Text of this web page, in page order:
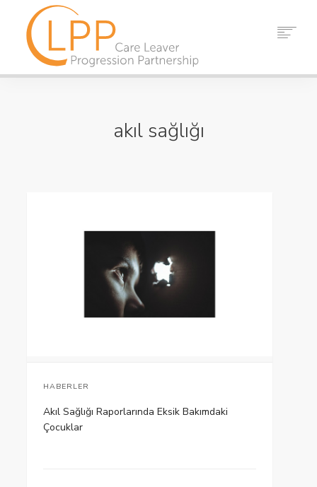
akıl sağlığı
HABERLER
Akıl Sağlığı Raporlarında Eksik Bakımdaki
Çocuklar